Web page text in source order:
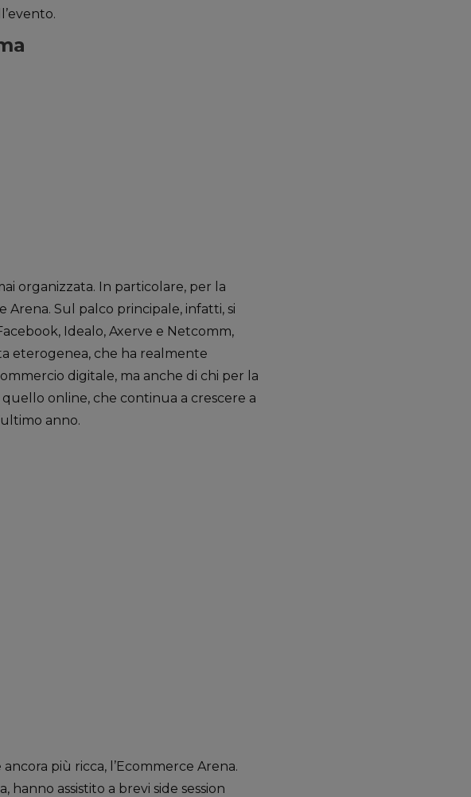
organizzata. In particolare, per la
Arena. Sul palco principale, infatti, si
Idealo, Axerve e Netcomm,
eterogenea, che ha realmente
digitale, ma anche di chi per la
online, che continua a crescere a
anno.
più ricca, l’Ecommerce Arena.
assistito a brevi side session